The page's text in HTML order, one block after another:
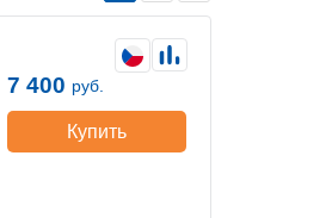
7 400 руб.
Купить